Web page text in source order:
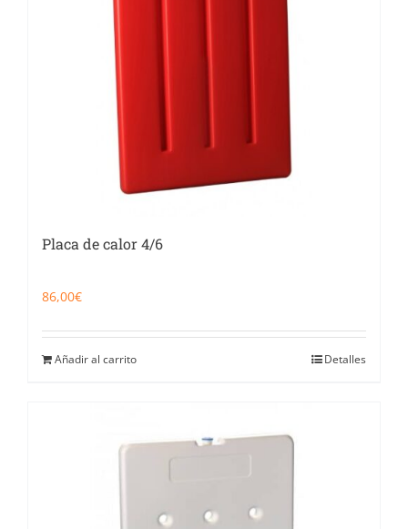
Placa de calor 4/6
86,00€
Añadir al carrito Detalles